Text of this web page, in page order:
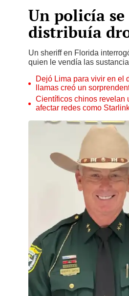
Un policía
distribuía
Un sheriff en Florida
quien le vendía las
Dejó Lima para vivir en el
llamas creó un
Científicos chinos revelan
afectar redes como